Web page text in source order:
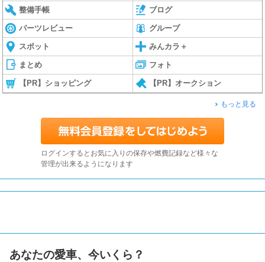
整備手帳 ブログ
パーツレビュー グループ
スポット みんカラ＋
まとめ フォト
【PR】ショッピング 【PR】オークション
もっと見る
ログインするとお気に入りの保存や燃費記録など様々な
管理が出来るようになります
あなたの愛車、今いくら？